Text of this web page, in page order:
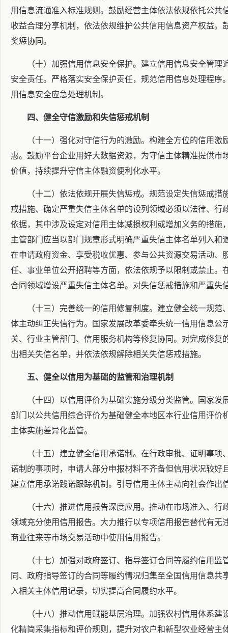
用信息流通准入标准规则。鼓励经营主体依法依规依托公
收益合理分享机制，依法依规维护公共信用信息资产权益
奖惩协同。
（十）加强信用信息安全保护。建立信用信息安全管
安全责任。严格落实安全保护责任，规范信用信息处理程
用信息安全应急处理机制。
四、健全守信激励和失信惩戒机制
（十一）强化对守信行为的激励。构建全方位的信用
惠。鼓励平台企业用好大数据资源，为守信主体精准提供
价值，持续提升守信主体融资便利化水平。
（十二）依法依规开展失信惩戒。规范设定失信惩戒
戒措施、确定严重失信主体名单的设列领域必须以法律、
依据，其中涉及设定对信用主体减损权利或增加义务的措
主管部门应当以部门规章形式明确严重失信主体名单列入
在申请政府资金、享受税收优惠、参与公共资源交易活动
任、事业单位公开招聘等方面，依法依规予以限制或禁止
合同领域增设严重失信主体名单。对失信惩戒措施和严重失
（十三）完善统一的信用修复制度。建立健全统一规
体主动纠正失信行为。国家发展改革委牵头统一信用信息
关、行业主管部门、信用服务机构等修复协同。对完成修
出相关失信名单，并依法依规解除相关失信惩戒措施。
五、健全以信用为基础的监管和治理机制
（十四）以信用评价为基础实施分级分类监管。国家
部门以公共信用综合评价为基础健全本地区本行业信用评
主体实施差异化监管。
（十五）建立健全信用承诺制。在行政审批、证明事
诺制的事项时，申请人部分申报材料不齐备但信用状况较
建立信用承诺践诺跟踪机制。引导信用主体主动向社会作出
（十六）推进信用报告深度应用。推动在市场准入、
领域充分使用信用报告。大力推行以专项信用报告替代有
商业往来等市场交易活动中使用信用报告。
（十七）加强对政府签订、指导签订合同等履约信用
同、政府指导签订的合同等履约情况归集至全国信用信息
入相关主体信用记录，切实提高合同履约水平。
（十八）推动信用赋能基层治理。加强农村信用体系
化精简采集指标和评价规则，提升对农户和新型农业经营